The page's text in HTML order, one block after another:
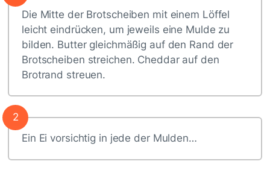
Die Mitte der Brotscheiben mit einem Löffel
leicht eindrücken, um jeweils eine Mulde zu
bilden. Butter gleichmäßig auf den Rand der
Brotscheiben streichen. Cheddar auf den
Brotrand streuen.
2
Ein Ei vorsichtig in jede der Mulden…